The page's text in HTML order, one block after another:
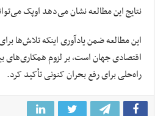
نتایج این مطالعه نشان می‌دهد اوپک
این مطالعه ضمن یادآوری اینکه تلاش‌ها
اقتصادی جهان است، بر لزوم همکاری‌های
راه‌حلی برای رفع بحران کنونی تأکید کرد.